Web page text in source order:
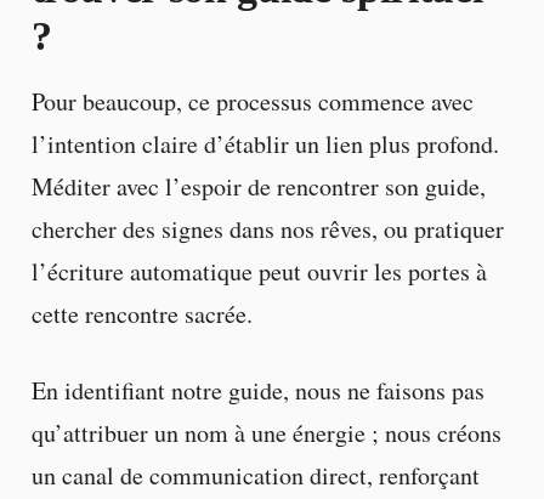
?
Pour beaucoup, ce processus commence avec
l’intention claire d’établir un lien plus profond.
Méditer avec l’espoir de rencontrer son guide,
chercher des signes dans nos rêves, ou pratiquer
l’écriture automatique peut ouvrir les portes à
cette rencontre sacrée.
En identifiant notre guide, nous ne faisons pas
qu’attribuer un nom à une énergie ; nous créons
un canal de communication direct, renforçant